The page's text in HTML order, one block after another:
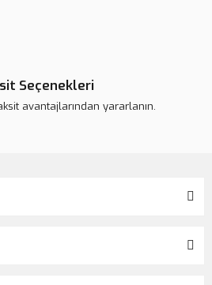
Seçenekleri
avantajlarından yararlanın.